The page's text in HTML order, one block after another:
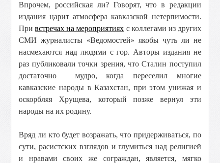
Впрочем, российская ли? Говорят, что в редакции
издания царит атмосфера кавказской нетерпимости.
Привстречах на мероприятиях с коллегами из других
СМИ журналисты «Ведомостей» якобы чуть ли не
насмехаются над людями с гор. Авторы издания не
раз публиковали точки зрения, что Сталин поступил
достаточно мудро, когда переселил многие
кавказские народы в Казахстан, при этом унижая и
оскорбляя Хрущева, который позже вернул эти
народы на их родину.
Вряд ли кто будет возражать, что придерживаться, по
сути, расистских взглядов и глумиться над религией
и нравами своих же сограждан, является, мягко